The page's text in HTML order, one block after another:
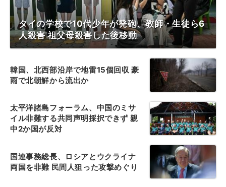
タイの学校で10代少年が発砲、教師・生徒ら6
人殺害 祖父母殺害した後移動
韓国、北西部沿岸で地雷15個回収 豪
雨で北朝鮮から流出か
太平洋諸島フォーラム、中国のミサ
イル非難する共同声明採択できず 親
中2か国が反対
国連事務総長、ロシアとウクライナ
両国を非難 民間人狙った攻撃めぐり